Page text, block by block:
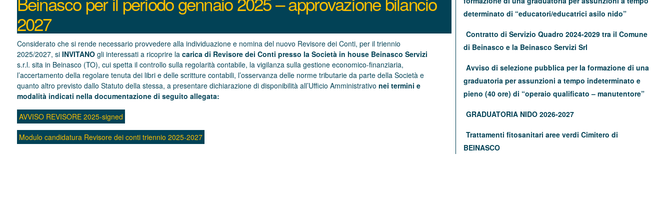
2027
Considerato che si rende necessario provvedere alla individuazione e nomina del nuovo Revisore dei Conti, per il triennio
2025/2027, si INVITANOgli interessati a ricoprire la carica di Revisore dei Conti presso la Società in house Beinasco Servizi
s.r.l. sita in Beinasco (TO), cui spetta il controllo sulla regolarità contabile, la vigilanza sulla gestione economico-finanziaria,
l’accertamento della regolare tenuta dei libri e delle scritture contabili, l’osservanza delle norme tributarie da parte della Società e
quanto altro previsto dallo Statuto della stessa, a presentare dichiarazione di disponibilità all’Ufficio Amministrativo nei termini e
modalità indicati nella documentazione di seguito allegata:
AVVISO REVISORE 2025-signed
Modulo candidatura Revisore dei conti triennio 2025-2027
determinato di “educatori/educatrici asilo nido”
Contratto di Servizio Quadro 2024-2029 tra il Comune
di Beinasco e la Beinasco Servizi Srl
Avviso di selezione pubblica per la formazione di una
graduatoria per assunzioni a tempo indeterminato e
pieno (40 ore) di “operaio qualificato – manutentore”
GRADUATORIA NIDO 2026-2027
Trattamenti fitosanitari aree verdi Cimitero di
BEINASCO